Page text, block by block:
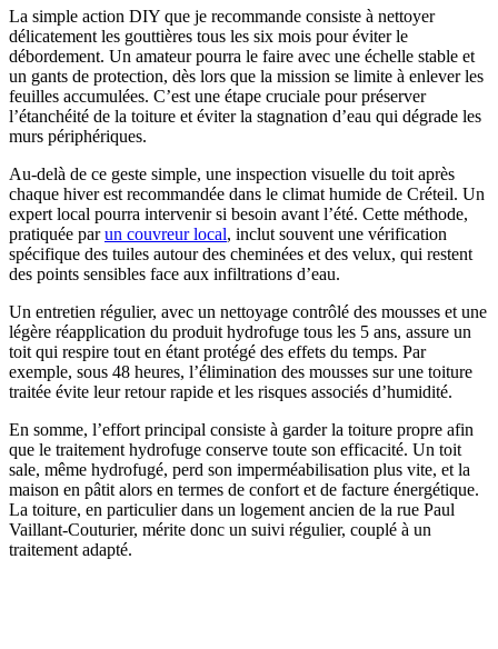
La simple action DIY que je recommande consiste à nettoyer
délicatement les gouttières tous les six mois pour éviter le
débordement. Un amateur pourra le faire avec une échelle stable et
un gants de protection, dès lors que la mission se limite à enlever les
feuilles accumulées. C’est une étape cruciale pour préserver
l’étanchéité de la toiture et éviter la stagnation d’eau qui dégrade les
murs périphériques.
Au-delà de ce geste simple, une inspection visuelle du toit après
chaque hiver est recommandée dans le climat humide de Créteil. Un
expert local pourra intervenir si besoin avant l’été. Cette méthode,
pratiquée parun couvreur local, inclut souvent une vérification
spécifique des tuiles autour des cheminées et des velux, qui restent
des points sensibles face aux infiltrations d’eau.
Un entretien régulier, avec un nettoyage contrôlé des mousses et une
légère réapplication du produit hydrofuge tous les 5 ans, assure un
toit qui respire tout en étant protégé des effets du temps. Par
exemple, sous 48 heures, l’élimination des mousses sur une toiture
traitée évite leur retour rapide et les risques associés d’humidité.
En somme, l’effort principal consiste à garder la toiture propre afin
que le traitement hydrofuge conserve toute son efficacité. Un toit
sale, même hydrofugé, perd son imperméabilisation plus vite, et la
maison en pâtit alors en termes de confort et de facture énergétique.
La toiture, en particulier dans un logement ancien de la rue Paul
Vaillant-Couturier, mérite donc un suivi régulier, couplé à un
traitement adapté.